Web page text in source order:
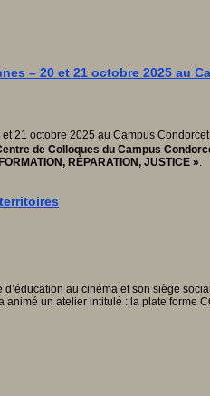
– 20 et 21 octobre 2025 au
de Colloques du Campus
RÉPARATION, JUSTICE ».
au cinéma et son siège
animé un atelier intitulé : la plate